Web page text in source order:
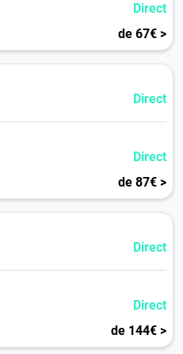
Direct
de 67€ >
Direct
Direct
de 87€ >
Direct
Direct
de 144€ >